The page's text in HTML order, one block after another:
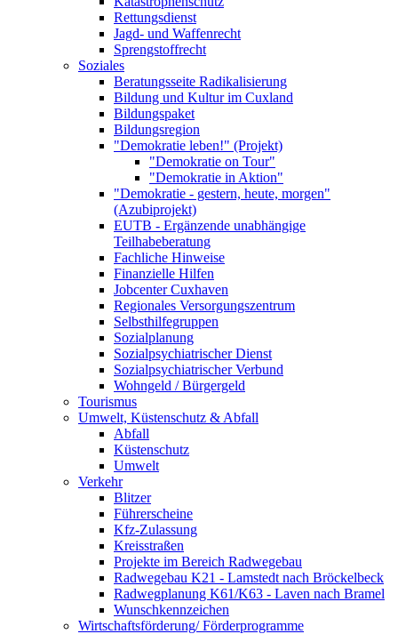
Rettungsdienst
Jagd- und Waffenrecht
Sprengstoffrecht
Soziales
Beratungsseite Radikalisierung
Bildung und Kultur im Cuxland
Bildungspaket
Bildungsregion
"Demokratie leben!" (Projekt)
"Demokratie on Tour"
"Demokratie in Aktion"
"Demokratie - gestern, heute, morgen"
(Azubiprojekt)
EUTB - Ergänzende unabhängige
Teilhabeberatung
Fachliche Hinweise
Finanzielle Hilfen
Jobcenter Cuxhaven
Regionales Versorgungszentrum
Selbsthilfegruppen
Sozialplanung
Sozialpsychiatrischer Dienst
Sozialpsychiatrischer Verbund
Wohngeld / Bürgergeld
Tourismus
Umwelt, Küstenschutz & Abfall
Abfall
Küstenschutz
Umwelt
Verkehr
Blitzer
Führerscheine
Kfz-Zulassung
Kreisstraßen
Projekte im Bereich Radwegebau
Radwegebau K21 - Lamstedt nach Bröckelbeck
Radwegplanung K61/K63 - Laven nach Bramel
Wunschkennzeichen
Wirtschaftsförderung/ Förderprogramme